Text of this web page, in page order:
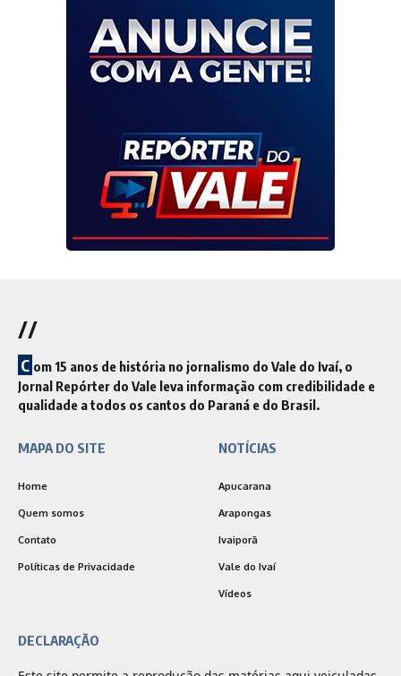
//
C om 15 anos de história no jornalismo do Vale do Ivaí, o
Jornal Repórter do Vale leva informação com credibilidade e
qualidade a todos os cantos do Paraná e do Brasil.
MAPA DO SITE
Home
Quem somos
Contato
Políticas de Privacidade
NOTÍCIAS
Apucarana
Arapongas
Ivaiporã
Vale do Ivaí
Vídeos
DECLARAÇÃO